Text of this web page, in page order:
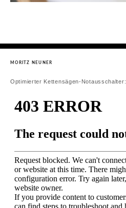
MORITZ NEUNER
Optimierter Kettensägen-Notausschalter: